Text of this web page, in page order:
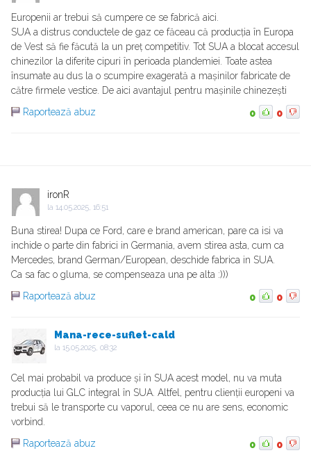
Europenii ar trebui să cumpere ce se fabrică aici.
SUA a distrus conductele de gaz ce făceau că producția în Europa
de Vest să fie făcută la un preț competitiv. Tot SUA a blocat accesul
chinezilor la diferite cipuri în perioada plandemiei. Toate astea
însumate au dus la o scumpire exagerată a mașinilor fabricate de
către firmele vestice. De aici avantajul pentru mașinile chinezești
Raportează abuz
0 0
ironR
la 14.05.2025, 16:51
Buna stirea! Dupa ce Ford, care e brand american, pare ca isi va
inchide o parte din fabrici in Germania, avem stirea asta, cum ca
Mercedes, brand German/European, deschide fabrica in SUA.
Ca sa fac o gluma, se compenseaza una pe alta :)))
Raportează abuz
0 0
Mana-rece-suflet-cald
la 15.05.2025, 08:32
Cel mai probabil va produce și în SUA acest model, nu va muta
producția lui GLC integral în SUA. Altfel, pentru clienții europeni va
trebui să le transporte cu vaporul, ceea ce nu are sens, economic
vorbind.
Raportează abuz
0 0